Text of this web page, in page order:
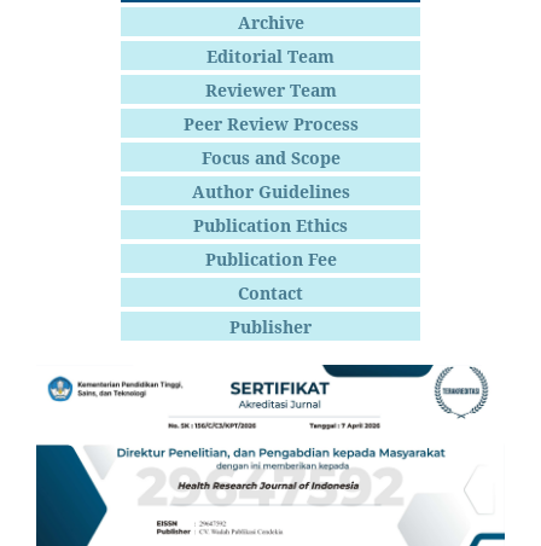
Archive
Editorial Team
Reviewer Team
Peer Review Process
Focus and Scope
Author Guidelines
Publication Ethics
Publication Fee
Contact
Publisher